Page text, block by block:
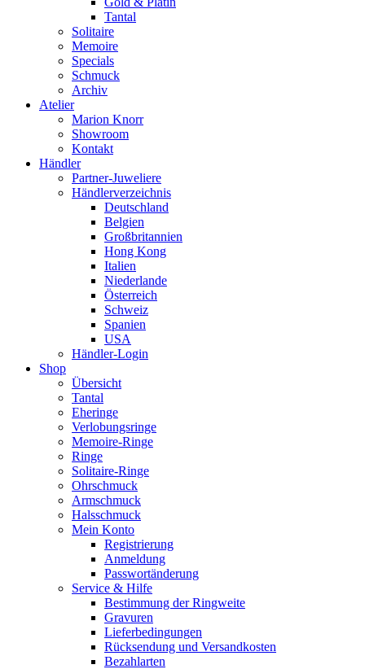
Tantal
Solitaire
Memoire
Specials
Schmuck
Archiv
Atelier
Marion Knorr
Showroom
Kontakt
Händler
Partner-Juweliere
Händlerverzeichnis
Deutschland
Belgien
Großbritannien
Hong Kong
Italien
Niederlande
Österreich
Schweiz
Spanien
USA
Händler-Login
Shop
Übersicht
Tantal
Eheringe
Verlobungsringe
Memoire-Ringe
Ringe
Solitaire-Ringe
Ohrschmuck
Armschmuck
Halsschmuck
Mein Konto
Registrierung
Anmeldung
Passwortänderung
Service & Hilfe
Bestimmung der Ringweite
Gravuren
Lieferbedingungen
Rücksendung und Versandkosten
Bezahlarten